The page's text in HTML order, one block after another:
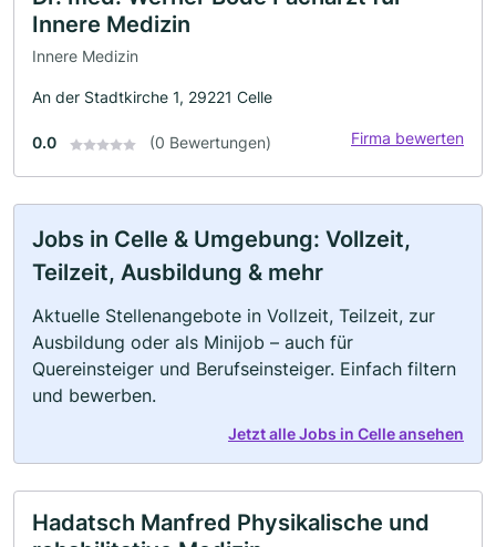
Innere Medizin
Innere Medizin
An der Stadtkirche 1, 29221 Celle
0.0 (0 Bewertungen) Firma bewerten
Jobs in Celle & Umgebung: Vollzeit,
Teilzeit, Ausbildung & mehr
Aktuelle Stellenangebote in Vollzeit, Teilzeit, zur
Ausbildung oder als Minijob – auch für
Quereinsteiger und Berufseinsteiger. Einfach filtern
und bewerben.
Jetzt alle Jobs in Celle ansehen
Hadatsch Manfred Physikalische und